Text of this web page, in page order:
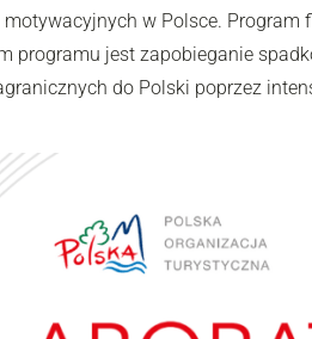
w Polsce.
programu jest zapobieganie
do Polski poprzez